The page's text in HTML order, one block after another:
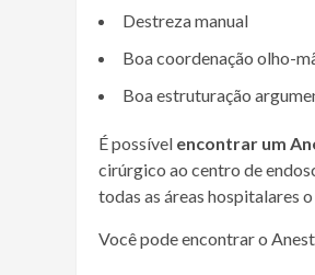
Destreza manual
Boa coordenação olho-
Boa estruturação
É possível encontrar um
cirúrgico ao centro de
todas as áreas hospitalares o
Você pode encontrar o